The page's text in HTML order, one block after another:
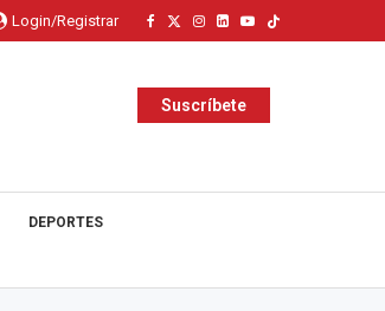
Login/Registrar
Suscríbete
DEPORTES